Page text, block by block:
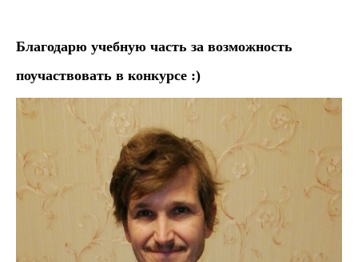
Благодарю учебную часть за возможность
поучаствовать в конкурсе :)